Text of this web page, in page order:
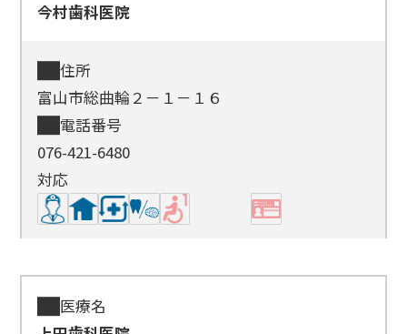
今村歯科医院
住所
富山市総曲輪２－１－１６
電話番号
076-421-6480
対応
医療名